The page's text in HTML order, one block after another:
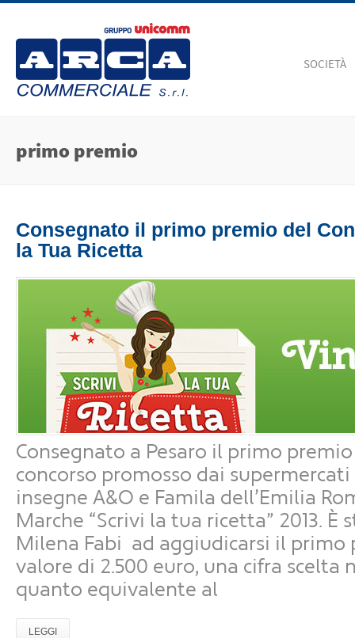
SOCIETÀ
primo premio
Consegnato il primo premio del
la Tua Ricetta
Consegnato a Pesaro il primo
concorso promosso dai
insegne A&O e Famila dell’Emilia
Marche “Scrivi la tua ricetta” 2013. È
Milena Fabi ad aggiudicarsi il primo
valore di 2.500 euro, una cifra scelta
quanto equivalente al
LEGGI